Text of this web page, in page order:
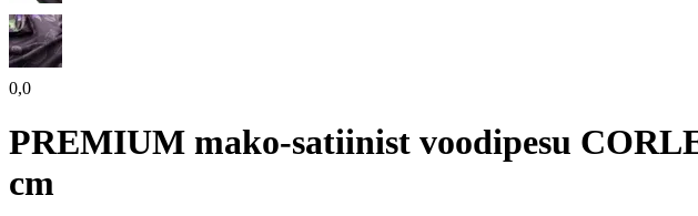
0,0
PREMIUM mako-satiinist voodipesu
cm